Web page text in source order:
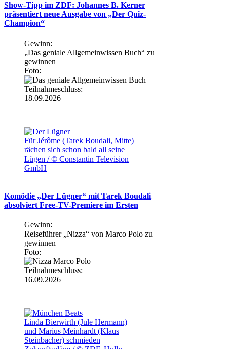
Show-Tipp im ZDF: Johannes B. Kerner
präsentiert neue Ausgabe von „Der Quiz-
Champion“
Gewinn:
„Das geniale Allgemeinwissen Buch“ zu
gewinnen
Foto:
Teilnahmeschluss:
18.09.2026
Für Jérôme (Tarek Boudali, Mitte)
rächen sich schon bald all seine
Lügen / © Constantin Television
GmbH
Komödie „Der Lügner“ mit Tarek Boudali
absolviert Free-TV-Premiere im Ersten
Gewinn:
Reiseführer „Nizza“ von Marco Polo zu
gewinnen
Foto:
Teilnahmeschluss:
16.09.2026
Linda Bierwirth (Jule Hermann)
und Marius Meinhardt (Klaus
Steinbacher) schmieden